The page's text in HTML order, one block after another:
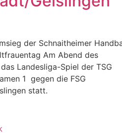
der Schnaitheimer
Am Abend des
Landesliga-Spiel der TSG
1 gegen die FSG
statt.